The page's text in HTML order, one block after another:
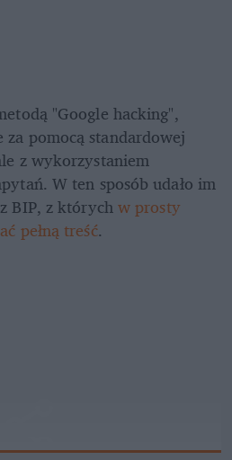
"Google hacking",
pomocą standardowej
z wykorzystaniem
W ten sposób udało im
BIP, z których w prosty
pełną treść.